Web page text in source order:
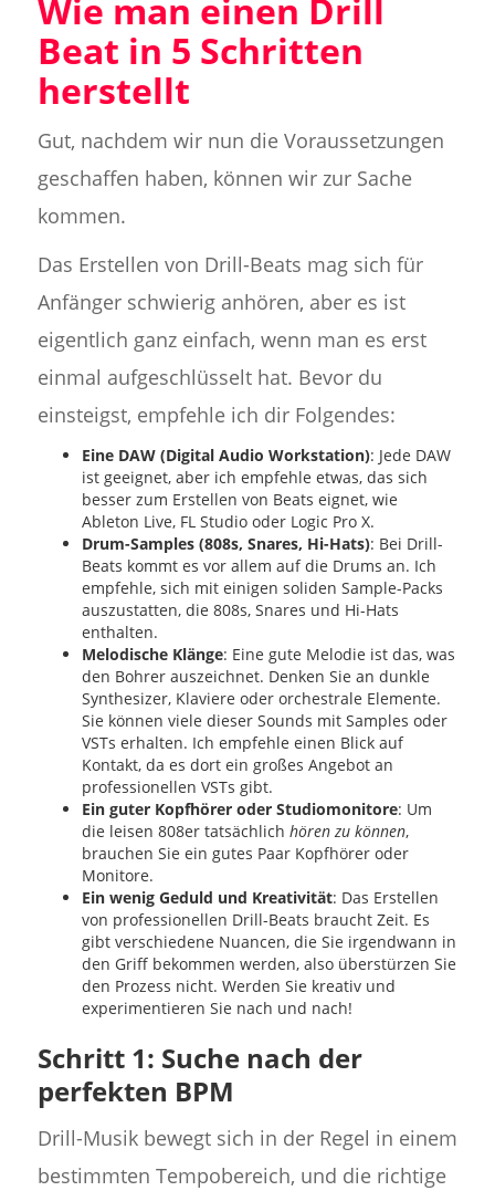
Wie man einen Drill
Beat in 5 Schritten
herstellt
Gut, nachdem wir nun die Voraussetzungen
geschaffen haben, können wir zur Sache
kommen.
Das Erstellen von Drill-Beats mag sich für
Anfänger schwierig anhören, aber es ist
eigentlich ganz einfach, wenn man es erst
einmal aufgeschlüsselt hat. Bevor du
einsteigst, empfehle ich dir Folgendes:
Eine DAW (Digital Audio Workstation): Jede DAW
ist geeignet, aber ich empfehle etwas, das sich
besser zum Erstellen von Beats eignet, wie
Ableton Live, FL Studio oder Logic Pro X.
Drum-Samples (808s, Snares, Hi-Hats): Bei Drill-
Beats kommt es vor allem auf die Drums an. Ich
empfehle, sich mit einigen soliden Sample-Packs
auszustatten, die 808s, Snares und Hi-Hats
enthalten.
Melodische Klänge: Eine gute Melodie ist das, was
den Bohrer auszeichnet. Denken Sie an dunkle
Synthesizer, Klaviere oder orchestrale Elemente.
Sie können viele dieser Sounds mit Samples oder
VSTs erhalten. Ich empfehle einen Blick auf
Kontakt, da es dort ein großes Angebot an
professionellen VSTs gibt.
Ein guter Kopfhörer oder Studiomonitore: Um
die leisen 808er tatsächlich hören zu können,
brauchen Sie ein gutes Paar Kopfhörer oder
Monitore.
Ein wenig Geduld und Kreativität: Das Erstellen
von professionellen Drill-Beats braucht Zeit. Es
gibt verschiedene Nuancen, die Sie irgendwann in
den Griff bekommen werden, also überstürzen Sie
den Prozess nicht. Werden Sie kreativ und
experimentieren Sie nach und nach!
Schritt 1: Suche nach der
perfekten BPM
Drill-Musik bewegt sich in der Regel in einem
bestimmten Tempobereich, und die richtige